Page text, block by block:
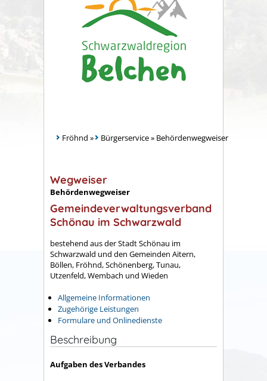
Fröhnd » Bürgerservice» Behördenwegweiser
Wegweiser
Behördenwegweiser
Gemeindeverwaltungsverband
Schönau im Schwarzwald
bestehend aus der Stadt Schönau im
Schwarzwald und den Gemeinden Aitern,
Böllen, Fröhnd, Schönenberg, Tunau,
Utzenfeld, Wembach und Wieden
Allgemeine Informationen
Zugehörige Leistungen
Formulare und Onlinedienste
Beschreibung
Aufgaben des Verbandes